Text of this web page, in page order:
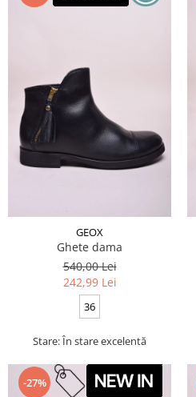
GEOX
Ghete dama
540,00 Lei
242,99 Lei
36
Stare: În stare excelentă
-27%